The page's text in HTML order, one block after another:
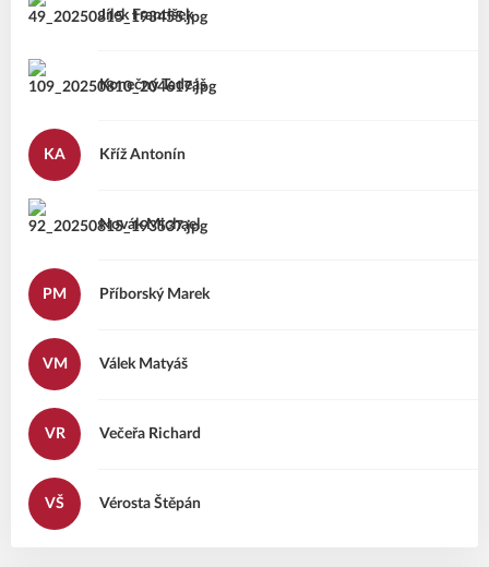
František
Jílek
Tadeáš
Konečný
KA Antonín
Kříž
Michael
Novák
PM Marek
Příborský
VM Matyáš
Válek
VR Richard
Večeřa
VŠ Štěpán
Vérosta